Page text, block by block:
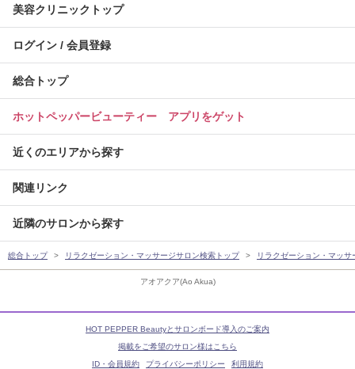
アオアクア(Ao Akua)
美容クリニックトップ
ログイン / 会員登録
総合トップ
ホットペッパービューティー アプリをゲット
近くのエリアから探す
関連リンク
近隣のサロンから探す
総合トップ リラクゼーション・マッサージサロン検索トップ リラクゼーション・マッ
HOT PEPPER Beautyとサロンボード導入のご案内
掲載をご希望のサロン様はこちら
ID・会員規約
プライバシーポリシー 利用規約